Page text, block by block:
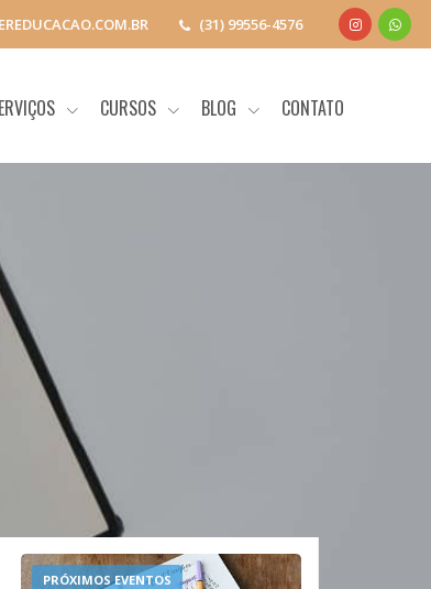
(31) 99556-4576
CURSOS BLOG CONTATO
PRÓXIMOS EVENTOS